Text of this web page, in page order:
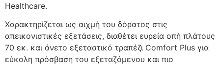
Healthcare.
Χαρακτηρίζεται ως αιχμή του δόρατος στις
απεικονιστικές εξετάσεις, διαθέτει ευρεία οπή πλάτους
70 εκ. και άνετο εξεταστικό τραπέζι Comfort Plus για
εύκολη πρόσβαση του εξεταζόμενου και πιο